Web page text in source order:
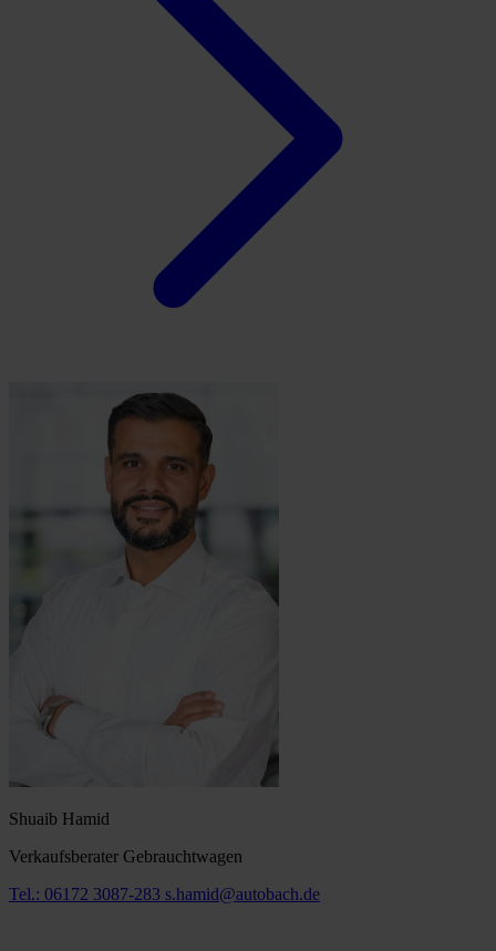
Shuaib Hamid
Verkaufsberater Gebrauchtwagen
Tel.: 06172 3087-283 s.hamid@autobach.de